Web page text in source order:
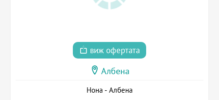
виж офертата
Албена
Нона - Албена